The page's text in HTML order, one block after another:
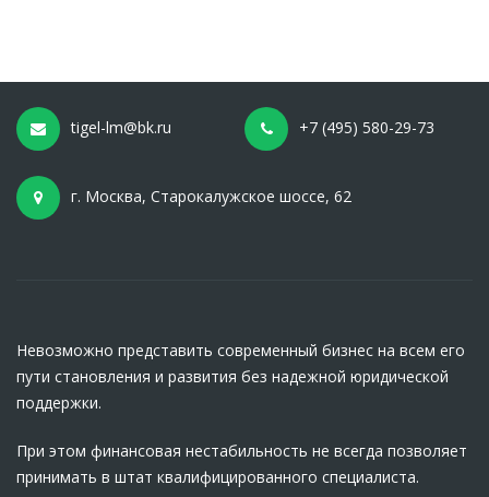
tigel-lm@bk.ru +7 (495) 580-29-73
г. Москва, Старокалужское шоссе, 62
Невозможно представить современный бизнес на всем его
пути становления и развития без надежной юридической
поддержки.
При этом финансовая нестабильность не всегда позволяет
принимать в штат квалифицированного специалиста.